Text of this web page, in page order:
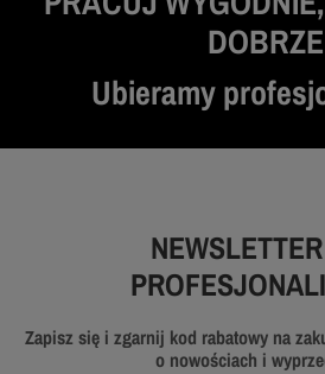
DOBRZE
Ubieramy
Zapisz się i zgarnij kod rabatowy na
o nowościach i